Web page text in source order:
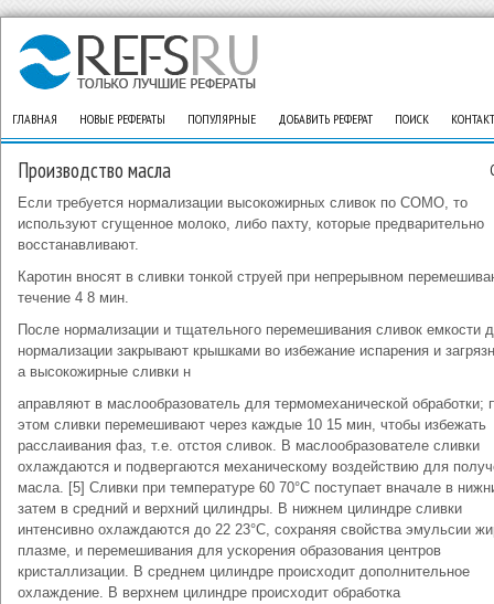
ГЛАВНАЯ НОВЫЕ РЕФЕРАТЫ ПОПУЛЯРНЫЕ ДОБАВИТЬ РЕФЕРАТ ПОИСК
Производство масла
Если требуется нормализации высокожирных сливок по СОМО, то
используют сгущенное молоко, либо пахту, которые предварительно
восстанавливают.
Каротин вносят в сливки тонкой струей при непрерывном
течение 4 8 мин.
После нормализации и тщательного перемешивания сливок емкости
нормализации закрывают крышками во избежание испарения и
а высокожирные сливки н
аправляют в маслообразователь для термомеханической обработки;
этом сливки перемешивают через каждые 10 15 мин, чтобы избежать
расслаивания фаз, т.е. отстоя сливок. В маслообразователе сливки
охлаждаются и подвергаются механическому воздействию для
масла. [5] Сливки при температуре 60 70°С поступает вначале в
затем в средний и верхний цилиндры. В нижнем цилиндре сливки
интенсивно охлаждаются до 22 23°С, сохраняя свойства эмульсии
плазме, и перемешивания для ускорения образования центров
кристаллизации. В среднем цилиндре происходит дополнительное
охлаждение. В верхнем цилиндре происходит обработка